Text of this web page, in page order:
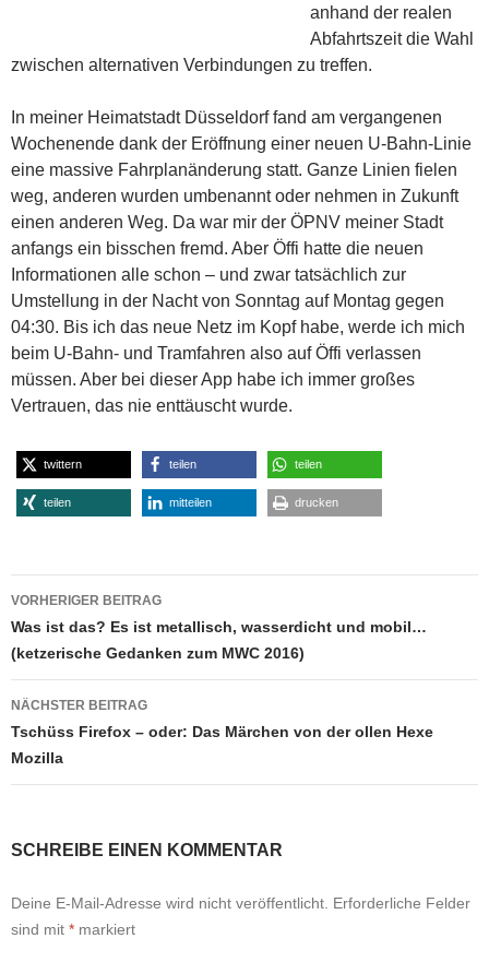
anhand der realen
Abfahrtszeit die Wahl
zwischen alternativen Verbindungen zu treffen.
In meiner Heimatstadt Düsseldorf fand am vergangenen
Wochenende dank der Eröffnung einer neuen U-Bahn-Linie
eine massive Fahrplanänderung statt. Ganze Linien fielen
weg, anderen wurden umbenannt oder nehmen in Zukunft
einen anderen Weg. Da war mir der ÖPNV meiner Stadt
anfangs ein bisschen fremd. Aber Öffi hatte die neuen
Informationen alle schon – und zwar tatsächlich zur
Umstellung in der Nacht von Sonntag auf Montag gegen
04:30. Bis ich das neue Netz im Kopf habe, werde ich mich
beim U-Bahn- und Tramfahren also auf Öffi verlassen
müssen. Aber bei dieser App habe ich immer großes
Vertrauen, das nie enttäuscht wurde.
twittern teilen teilen
teilen mitteilen drucken
Beitragsnavigation
VORHERIGER BEITRAG
Was ist das? Es ist metallisch, wasserdicht und mobil…
(ketzerische Gedanken zum MWC 2016)
NÄCHSTER BEITRAG
Tschüss Firefox – oder: Das Märchen von der ollen Hexe
Mozilla
SCHREIBE EINEN KOMMENTAR
Deine E-Mail-Adresse wird nicht veröffentlicht. Erforderliche Felder
sind mit * markiert